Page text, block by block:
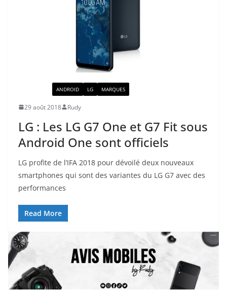
ANDROID LG MARQUES
29 août 2018 Rudy
LG : Les LG G7 One et G7 Fit sous
Android One sont officiels
LG profite de l’IFA 2018 pour dévoilé deux nouveaux
smartphones qui sont des variantes du LG G7 avec des
performances
Read More